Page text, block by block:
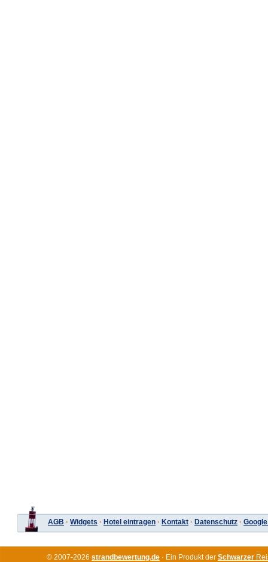
AGB · Widgets · Hotel eintragen · Kontakt · Datenschutz ·
© 2007-2026 strandbewertung.de · Ein Produkt der Schwarzer